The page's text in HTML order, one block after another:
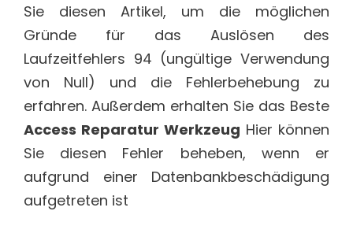
Sie diesen Artikel, um die möglichen
Gründe für das Auslösen des
Laufzeitfehlers 94 (ungültige Verwendung
von Null) und die Fehlerbehebung zu
erfahren. Außerdem erhalten Sie das Beste
Access Reparatur Werkzeug Hier können
Sie diesen Fehler beheben, wenn er
aufgrund einer Datenbankbeschädigung
aufgetreten ist